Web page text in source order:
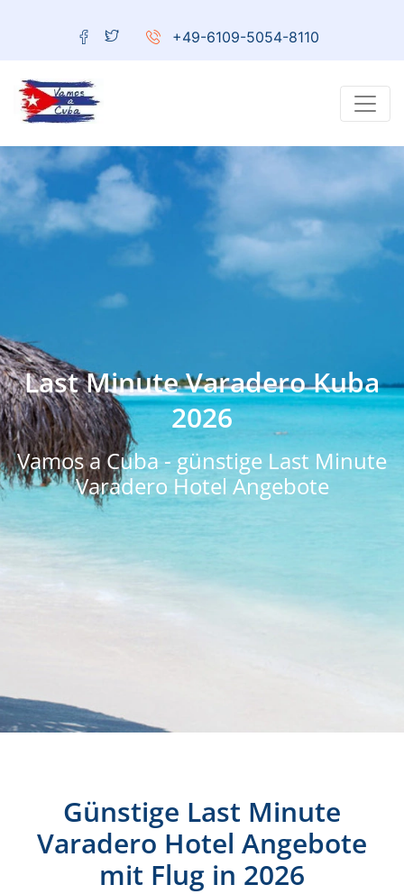
+49-6109-5054-8110
Last Minute Varadero Kuba
2026
Vamos a Cuba - günstige Last Minute
Varadero Hotel Angebote
Günstige Last Minute
Varadero Hotel Angebote
mit Flug in 2026